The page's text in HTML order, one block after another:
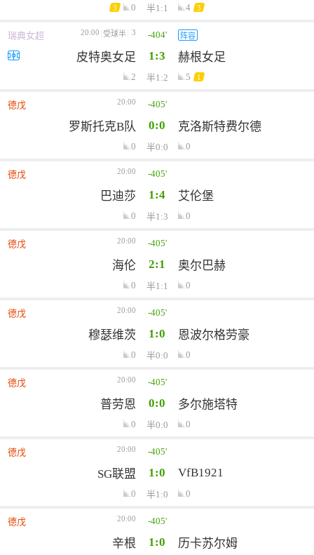
3 0 半1:1 4 3
瑞典女超 20:00 受球半 3 -404' 阵容
皮特奥女足 1:3 赫根女足
2 半1:2 5 1
德戊 20:00 -405'
罗斯托克B队 0:0 克洛斯特费尔德
0 半0:0 0
德戊 20:00 -405'
巴迪莎 1:4 艾伦堡
0 半1:3 0
德戊 20:00 -405'
海伦 2:1 奥尔巴赫
0 半1:1 0
德戊 20:00 -405'
穆瑟维茨 1:0 恩波尔格劳豪
0 半0:0 0
德戊 20:00 -405'
普劳恩 0:0 多尔施塔特
0 半0:0 0
德戊 20:00 -405'
SG联盟 1:0 VfB1921
0 半1:0 0
德戊 20:00 -405'
辛根 1:0 历卡苏尔姆